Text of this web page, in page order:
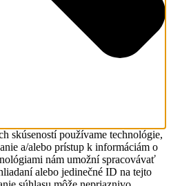
skúseností používame technológie,
a/alebo prístup k informáciám o
nám umožní spracovávať
alebo jedinečné ID na tejto